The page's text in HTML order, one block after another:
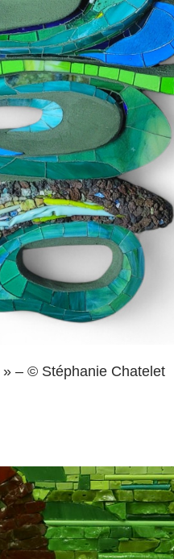
» – © Stéphanie Chatelet